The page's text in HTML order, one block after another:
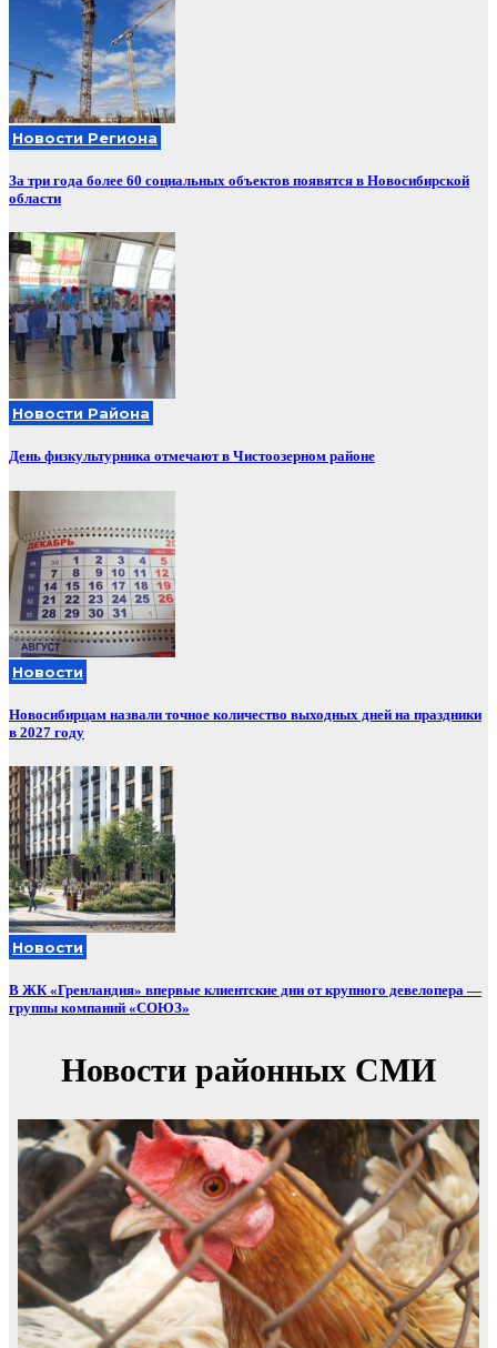
Новости Региона
За три года более 60 социальных объектов появятся в Новосибирской
области
Новости Района
День физкультурника отмечают в Чистоозерном районе
Новости
Новосибирцам назвали точное количество выходных дней на праздники
в 2027 году
Новости
В ЖК «Гренландия» впервые клиентские дни от крупного девелопера —
группы компаний «СОЮЗ»